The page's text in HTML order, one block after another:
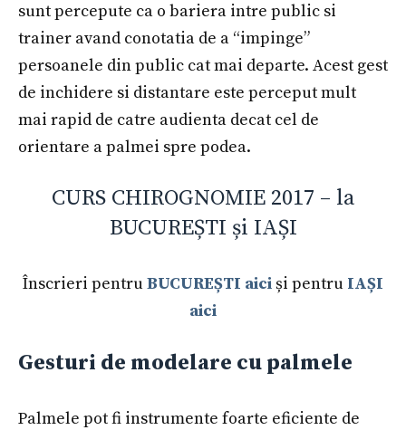
sunt percepute ca o bariera intre public si
trainer avand conotatia de a “impinge”
persoanele din public cat mai departe. Acest gest
de inchidere si distantare este perceput mult
mai rapid de catre audienta decat cel de
orientare a palmei spre podea.
CURS CHIROGNOMIE 2017 – la
BUCUREȘTI și IAȘI
Înscrieri pentruBUCUREȘTI aiciși pentru IAȘI
aici
Gesturi de modelare cu palmele
Palmele pot fi instrumente foarte eficiente de